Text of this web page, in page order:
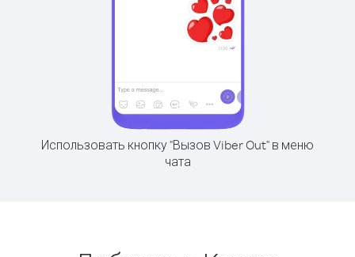
Использовать кнопку "Вызов Viber Out" в меню
чата